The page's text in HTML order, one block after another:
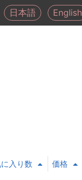
日本語 English
入り数 価格